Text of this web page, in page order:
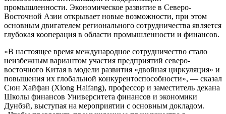
промышленности. Экономическое развитие в Северо-
Восточной Азии открывает новые возможности, при этом
основным двигателем регионального сотрудничества является
глубокая кооперация в области промышленности и финансов.
«В настоящее время международное сотрудничество стало
неизбежным вариантом участия предприятий северо-
восточного Китая в модели развития «двойная циркуляция» и
повышения их глобальной конкурентоспособности», — сказал
Сюн Хайфан (Xiong Haifang), профессор и заместитель декана
Школы финансов Университета финансов и экономики
Дунбэй, выступая на мероприятии с основным докладом.